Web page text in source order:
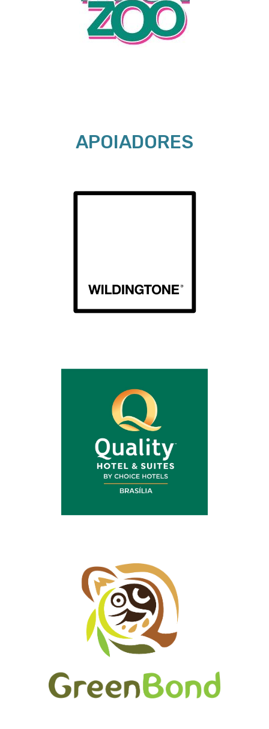
APOIADORES